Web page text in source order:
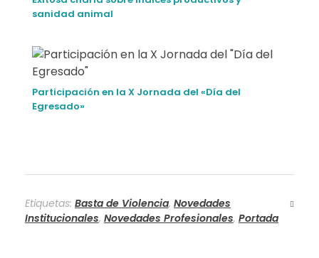
sanidad animal
Participación en la X Jornada del «Día del
Egresado»
Etiquetas: Basta de Violencia, Novedades
Institucionales, Novedades Profesionales, Portada